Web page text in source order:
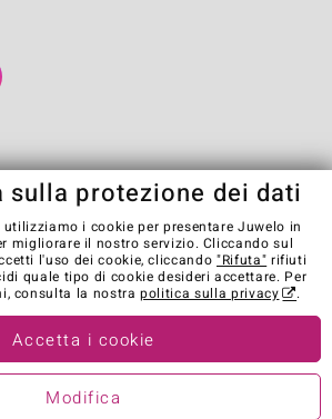
vendita Informativa Privacy
Cookies
Contatti
Recedere dal contratto
our stores in other countries:
GmbH (societá controllata dalla Elumeo SE)
sulla protezione dei dati
i cookie per presentare Juwelo in
migliorare il nostro servizio. Cliccando sul
l'uso dei cookie, cliccando "Rifuta" rifiuti
quale tipo di cookie desideri accettare. Per
consulta la nostrapolitica sulla privacy .
Accetta i cookie
Modifica